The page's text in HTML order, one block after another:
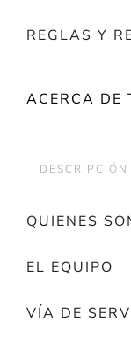
REGLAS Y
ACERCA DE
QUIENES
EL EQUIPO
VÍA DE